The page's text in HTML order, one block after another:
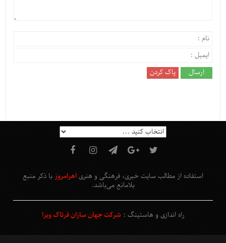
استفاده از مطالب سایت خبری، فرهنگی و هنری اهرامروز با ذکر منبع
بلامانع می‌باشد.
راه اندازی و هاستینگ :شرکت جهان سازان فرتاک ویرا